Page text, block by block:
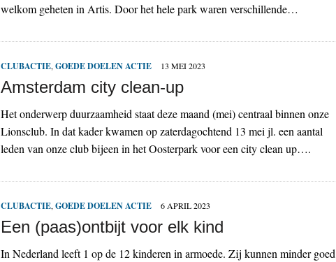
welkom geheten in Artis. Door het hele park waren verschillende…
CLUBACTIE,GOEDE DOELEN ACTIE 13 MEI 2023
Amsterdam city clean-up
Het onderwerp duurzaamheid staat deze maand (mei) centraal binnen onze
Lionsclub. In dat kader kwamen op zaterdagochtend 13 mei jl. een aantal
leden van onze club bijeen in het Oosterpark voor een city clean up….
CLUBACTIE,GOEDE DOELEN ACTIE 6 APRIL 2023
Een (paas)ontbijt voor elk kind
In Nederland leeft 1 op de 12 kinderen in armoede. Zij kunnen minder goed